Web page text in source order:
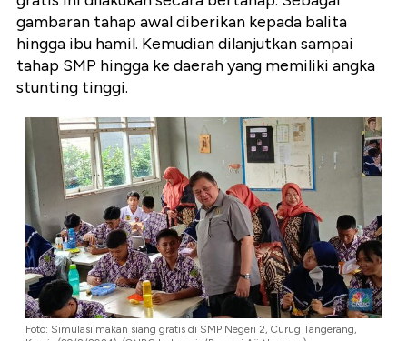
gambaran tahap awal diberikan kepada balita
hingga ibu hamil. Kemudian dilanjutkan sampai
tahap SMP hingga ke daerah yang memiliki angka
stunting tinggi.
Foto: Simulasi makan siang gratis di SMP Negeri 2, Curug Tangerang,